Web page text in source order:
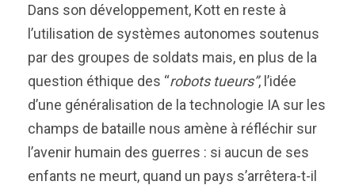
Dans son développement, Kott en reste à
l’utilisation de systèmes autonomes soutenus
par des groupes de soldats mais, en plus de la
question éthique des “robots tueurs”, l’idée
d’une généralisation de la technologie IA sur les
champs de bataille nous amène à réfléchir sur
l’avenir humain des guerres : si aucun de ses
enfants ne meurt, quand un pays s’arrêtera-t-il